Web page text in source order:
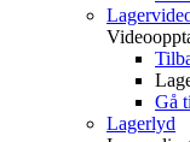
Gå
Lagerlyd